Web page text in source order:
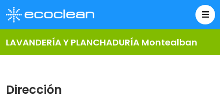
LAVANDERÍA Y PLANCHADURÍA Montealban
Dirección